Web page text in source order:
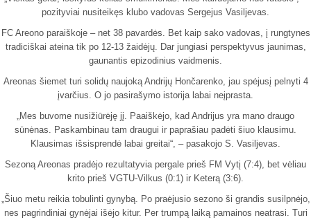
pozityviai nusiteikęs klubo vadovas Sergejus Vasiljevas.
FC Areono paraiškoje – net 38 pavardės. Bet kaip sako vadovas, į rungtynes
tradiciškai ateina tik po 12-13 žaidėjų. Dar jungiasi perspektyvus jaunimas,
gaunantis epizodinius vaidmenis.
Areonas šiemet turi solidų naujoką Andrijų Hončarenko, jau spėjusį pelnyti 4
įvarčius. O jo pasirašymo istorija labai neįprasta.
„Mes buvome nusižiūrėję jį. Paaiškėjo, kad Andrijus yra mano draugo
sūnėnas. Paskambinau tam draugui ir paprašiau padėti šiuo klausimu.
Klausimas išsisprendė labai greitai“, – pasakojo S. Vasiljevas.
Sezoną Areonas pradėjo rezultatyvia pergale prieš FM Vytį (7:4), bet vėliau
krito prieš VGTU-Vilkus (0:1) ir Keterą (3:6).
„Šiuo metu reikia tobulinti gynybą. Po praėjusio sezono ši grandis susilpnėjo,
nes pagrindiniai gynėjai išėjo kitur. Per trumpą laiką pamainos neatrasi. Turi